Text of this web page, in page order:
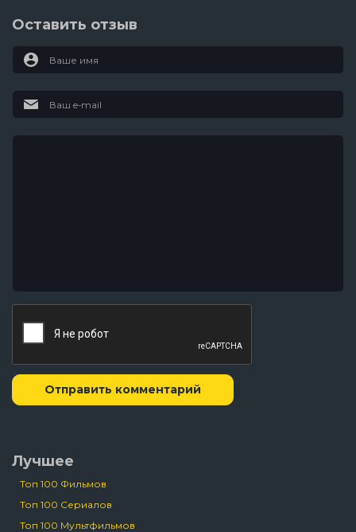
Оставить отзыв
Отправить комментарий
Лучшее
Топ 100 Фильмов
Топ 100 Сериалов
Топ 100 Мультфильмов